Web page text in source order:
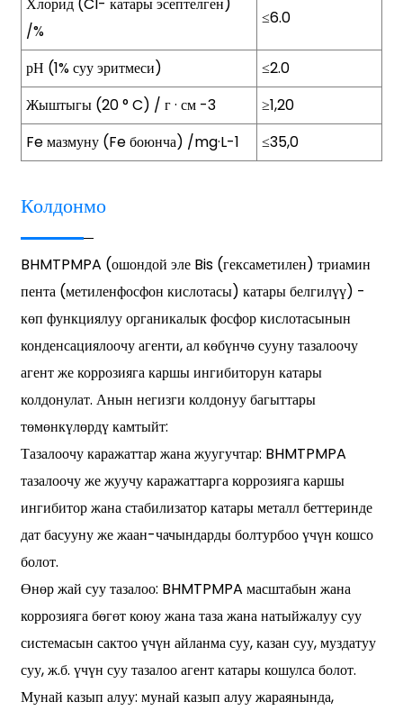
/%
≤6.0
рН (1% суу эритмеси)
≤2.0
Жыштыгы (20 ° C) / г · см -3
≥1,20
Fe мазмуну (Fe боюнча) /mg·L-1
≤35,0
Колдонмо
BHMTPMPA (ошондой эле Bis (гексаметилен) триамин
пента (метиленфосфон кислотасы) катары белгилүү) -
көп функциялуу органикалык фосфор кислотасынын
конденсациялоочу агенти, ал көбүнчө сууну тазалоочу
агент же коррозияга каршы ингибиторун катары
колдонулат. Анын негизги колдонуу багыттары
төмөнкүлөрдү камтыйт:
Тазалоочу каражаттар жана жуугучтар: BHMTPMPA
тазалоочу же жуучу каражаттарга коррозияга каршы
ингибитор жана стабилизатор катары металл беттеринде
дат басууну же жаан-чачындарды болтурбоо үчүн кошсо
болот.
Өнөр жай суу тазалоо: BHMTPMPA масштабын жана
коррозияга бөгөт коюу жана таза жана натыйжалуу суу
системасын сактоо үчүн айланма суу, казан суу, муздатуу
суу, ж.б. үчүн суу тазалоо агент катары кошулса болот.
Мунай казып алуу: мунай казып алуу жараянында,